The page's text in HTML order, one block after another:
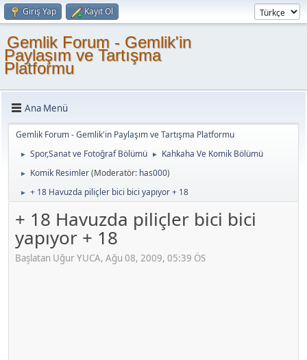
Giriş Yap Kayıt Ol
Gemlik Forum - Gemlik'in
Paylaşım ve Tartışma
Platformu
Ana Menü
Gemlik Forum - Gemlik'in Paylaşım ve Tartışma Platformu
► Spor,Sanat ve Fotoğraf Bölümü ► Kahkaha Ve Komik Bölümü
► Komik Resimler(Moderatör: has000)
► + 18 Havuzda piliçler bici bici yapıyor + 18
+ 18 Havuzda piliçler bici bici
yapıyor + 18
Başlatan Uğur YUCA, Ağu 08, 2009, 05:39 ÖS